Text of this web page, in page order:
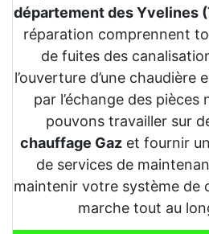
département des Yvelines
réparation comprennent
de fuites des
l’ouverture d’une chaudière
par l’échange des pièces
pouvons travailler sur
chauffage Gazet fournir
de services de
maintenir votre système de
marche tout au